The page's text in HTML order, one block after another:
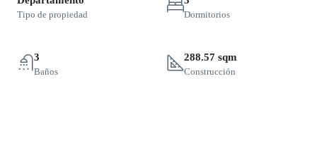
Tipo de propiedad Dormitorios
3
Baños
288.57 sqm
Construcción